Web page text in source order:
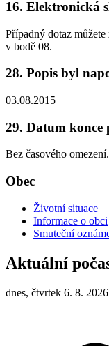
16. Elektronická
Případný dotaz můžete
v bodě 08.
28. Popis byl
03.08.2015
29. Datum konce
Bez časového omezení.
Obec
Životní situace
Informace o obci
Smuteční
Aktuální
dnes, čtvrtek 6. 8. 2026